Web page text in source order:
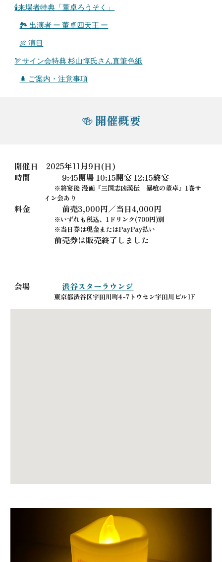
🕯️来場者特典「董卓ろうそく」
🏞️ 出演者 ー 董卓四天王 ー
🍖 演目
🏹サイン会特典 杉山惇氏さん直筆色紙
🌲 ご案内・注意事項
🍻 開催概要
開催日
2025年11月9日(日)
時間
9:45開場 10:15開宴 12:15終宴
※終宴後 漫画『三国志凶漢伝 暴喰の董卓』1巻サ
イン会あり
料金 前売3,000円／当日4,000円
※いずれも税込、1ドリンク(700円)別
※当日券は現金またはPayPay払い
前売券は販売終了しました
会場 渋谷スターラウンジ
東京都渋谷区宇田川町4-7トウセン宇田川ビル1F